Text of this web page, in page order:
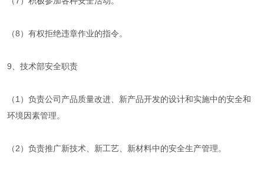
（8）有权拒绝违章作业的指令。
9、技术部安全职责
（1）负责公司产品质量改进、新产品开发的设计和实施中的安全和
环境因素管理。
（2）负责推广新技术、新工艺、新材料中的安全生产管理。